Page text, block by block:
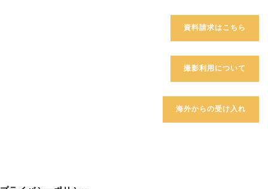
資料請求はこちら
撮影利用について
海外からの受け入れ